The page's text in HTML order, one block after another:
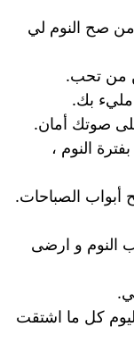
من صح النوم لي
من تحب.
مليء بك.
صوتك أمان.
النوم ،
أبواب الصباحات.
النوم و ارضى
كل ما اشتقت